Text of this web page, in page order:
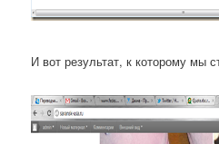
И вот результат, к которому мы